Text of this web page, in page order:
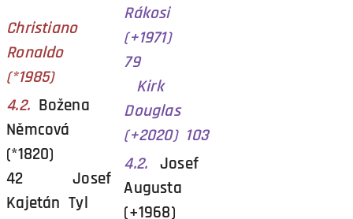
Christiano
Ronaldo
(*1985)
4.2. Božena
Němcová
(*1820)
42 Josef
Kajetán Tyl
Rákosi
(+1971)
79
Kirk
Douglas
(+2020) 103
4.2. Josef
Augusta
(+1968)